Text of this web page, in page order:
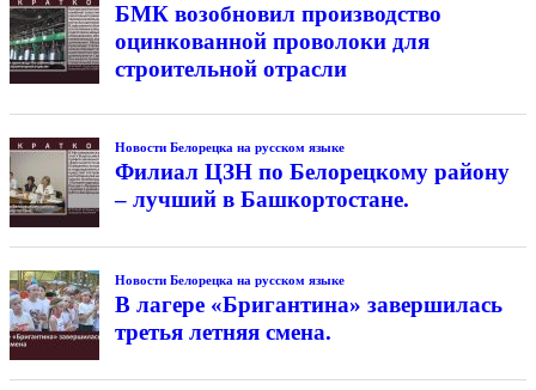
БМК возобновил производство
оцинкованной проволоки для
строительной отрасли
Новости Белорецка на русском языке
Филиал ЦЗН по Белорецкому району
– лучший в Башкортостане.
Новости Белорецка на русском языке
В лагере «Бригантина» завершилась
третья летняя смена.